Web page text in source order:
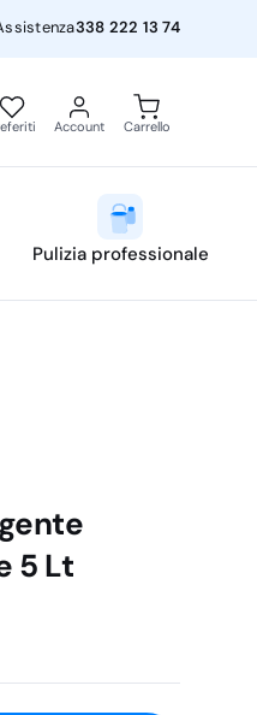
338 222 13 74
Account Carrello
Pulizia professionale
5 Lt